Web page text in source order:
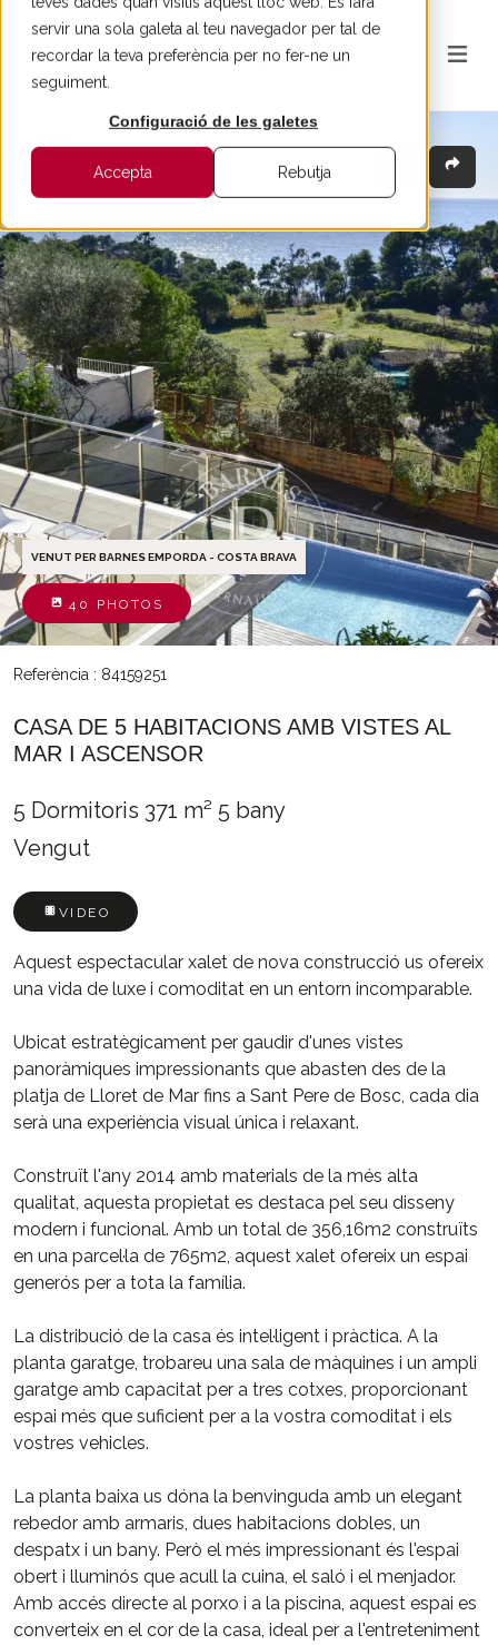
servir una sola galeta al teu navegador per tal de
recordar la teva preferència per no fer-ne un
seguiment.
Configuració de les galetes
Accepta Rebutja
VENUT PER BARNES EMPORDA - COSTA BRAVA
40 PHOTOS
Referència : 84159251
CASA DE 5 HABITACIONS AMB VISTES AL
MAR I ASCENSOR
5 Dormitoris 371 m² 5 bany
Vengut
VIDEO
Aquest espectacular xalet de nova construcció us ofereix
una vida de luxe i comoditat en un entorn incomparable.
Ubicat estratègicament per gaudir d'unes vistes
panoràmiques impressionants que abasten des de la
platja de Lloret de Mar fins a Sant Pere de Bosc, cada dia
serà una experiència visual única i relaxant.
Construït l'any 2014 amb materials de la més alta
qualitat, aquesta propietat es destaca pel seu disseny
modern i funcional. Amb un total de 356,16m2 construïts
en una parcel·la de 765m2, aquest xalet ofereix un espai
generós per a tota la família.
La distribució de la casa és intel·ligent i pràctica. A la
planta garatge, trobareu una sala de màquines i un ampli
garatge amb capacitat per a tres cotxes, proporcionant
espai més que suficient per a la vostra comoditat i els
vostres vehicles.
La planta baixa us dóna la benvinguda amb un elegant
rebedor amb armaris, dues habitacions dobles, un
despatx i un bany. Però el més impressionant és l'espai
obert i lluminós que acull la cuina, el saló i el menjador.
Amb accés directe al porxo i a la piscina, aquest espai es
converteix en el cor de la casa, ideal per a l'entreteniment